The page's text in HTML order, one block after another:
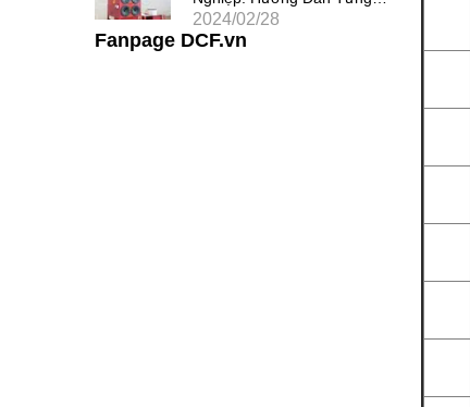
Bước
2024/02/28
Fanpage DCF.vn